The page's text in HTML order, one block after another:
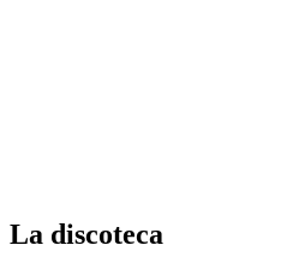
La discoteca